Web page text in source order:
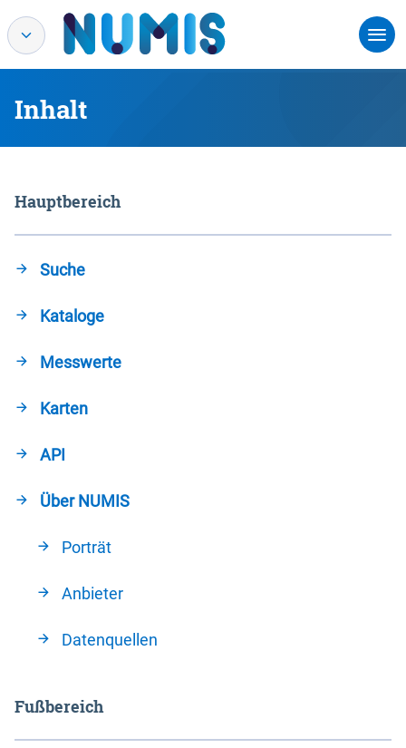
Inhalt
Hauptbereich
Suche
Kataloge
Messwerte
Karten
API
Über NUMIS
Porträt
Anbieter
Datenquellen
Fußbereich